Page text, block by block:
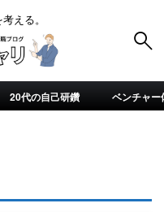
える。
20代の自己研鑽 ベンチャー